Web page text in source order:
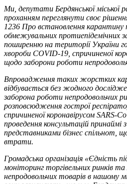
Ми, депутати Бердянської міської
проханням переглянути своє
1236 Про встановлення
обмежувальних протиепідемічних
поширенню на території України
хвороби COVID-19, спричиненої
щодо заборони роботи
Впровадження таких жорстких
відбувається без жодного
заборона роботи непродовольчих
розповсюдження гострої
спричиненої коронавірусом SARS-
проведення консультацій принаймі
представниками бізнес спільнот,
втрати.
Громадська організація «Єдність
моніторинг торгівельних ринків
непродовольчих товарів в нашому